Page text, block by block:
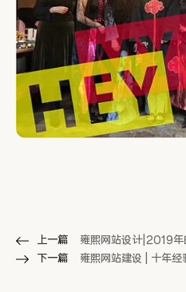
上一篇
雍熙网站设计|2019年
下一篇
雍熙网站建设 | 十年经